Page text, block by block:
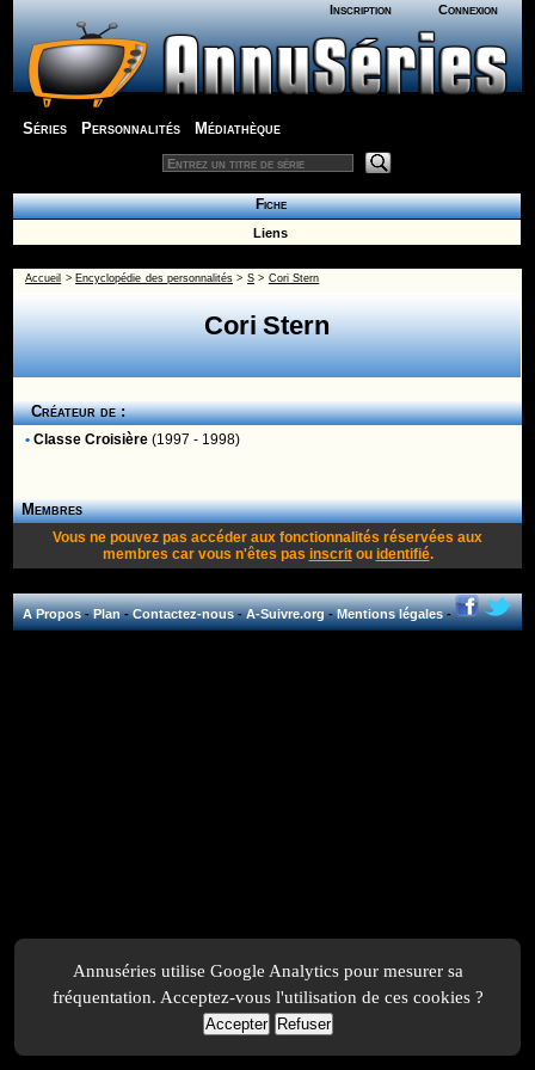
Inscription Connexion
Séries Personnalités Médiathèque
Fiche
Liens
Accueil > Encyclopédie des personnalités > S> Cori Stern
Cori Stern
Créateur de :
• Classe Croisière (1997 - 1998)
Membres
Vous ne pouvez pas accéder aux fonctionnalités réservées aux
membres car vous n'êtes pas inscritou identifié.
A Propos-Plan-Contactez-nous-A-Suivre.org-Mentions légales-
Annuséries utilise Google Analytics pour mesurer sa
fréquentation. Acceptez-vous l'utilisation de ces cookies ?
Accepter Refuser